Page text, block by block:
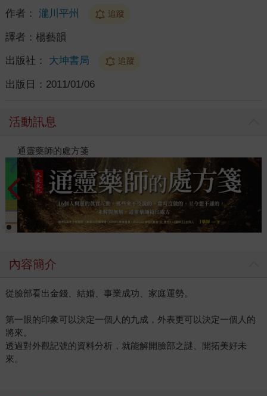
作者： 瀧川平州 追蹤
譯者： 楊藝韻
出版社： 大坤書局 追蹤
出版日： 2011/01/06
活動訊息
2026上半年暢銷榜
內容簡介
從臉部看出金錢、結婚、事業成功、家庭運勢。
第一眼的印象可以決定一個人的九成，外表更可以決定一個人的
將來。
透過對外觀記號的資料分析，就能解開臉部之謎、開拓美好未
來。